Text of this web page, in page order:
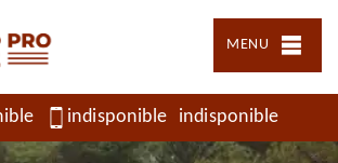
MENU
indisponible indisponible